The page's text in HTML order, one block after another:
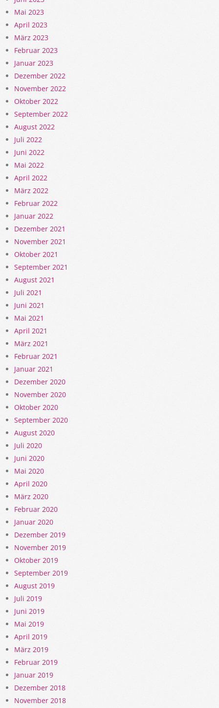
Mai 2023
April 2023
März 2023
Februar 2023
Januar 2023
Dezember 2022
November 2022
Oktober 2022
September 2022
August 2022
Juli 2022
Juni 2022
Mai 2022
April 2022
März 2022
Februar 2022
Januar 2022
Dezember 2021
November 2021
Oktober 2021
September 2021
August 2021
Juli 2021
Juni 2021
Mai 2021
April 2021
März 2021
Februar 2021
Januar 2021
Dezember 2020
November 2020
Oktober 2020
September 2020
August 2020
Juli 2020
Juni 2020
Mai 2020
April 2020
März 2020
Februar 2020
Januar 2020
Dezember 2019
November 2019
Oktober 2019
September 2019
August 2019
Juli 2019
Juni 2019
Mai 2019
April 2019
März 2019
Februar 2019
Januar 2019
Dezember 2018
November 2018